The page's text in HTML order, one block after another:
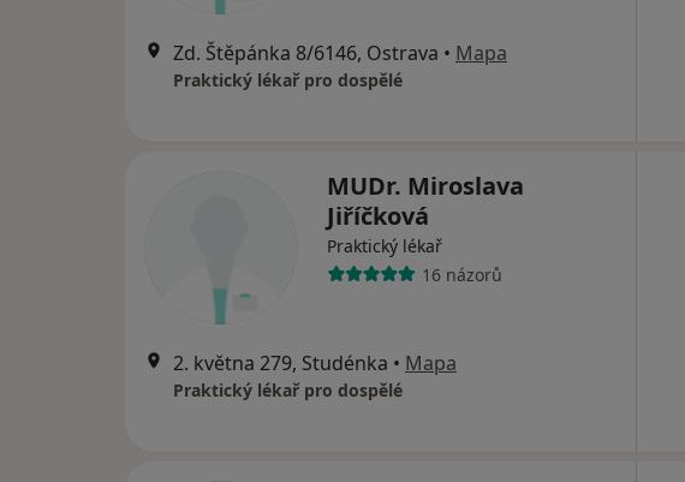
Zd. Štěpánka 8/6146, Ostrava • Mapa
Praktický lékař pro dospělé
MUDr. Miroslava
Jiříčková
Praktický lékař
16 názorů
2. května 279, Studénka • Mapa
Praktický lékař pro dospělé